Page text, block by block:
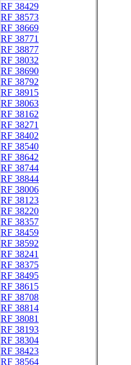
RF 38429
RF 38573
RF 38669
RF 38771
RF 38877
RF 38032
RF 38690
RF 38792
RF 38915
RF 38063
RF 38162
RF 38271
RF 38402
RF 38540
RF 38642
RF 38744
RF 38844
RF 38006
RF 38123
RF 38220
RF 38357
RF 38459
RF 38592
RF 38241
RF 38375
RF 38495
RF 38615
RF 38708
RF 38814
RF 38081
RF 38193
RF 38304
RF 38423
RF 38564